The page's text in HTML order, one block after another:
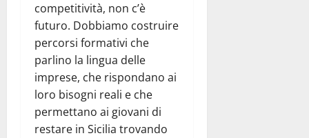
competitività, non c’è
futuro. Dobbiamo costruire
percorsi formativi che
parlino la lingua delle
imprese, che rispondano ai
loro bisogni reali e che
permettano ai giovani di
restare in Sicilia trovando